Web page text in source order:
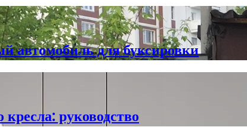
автомобиль для буксировки
руководство